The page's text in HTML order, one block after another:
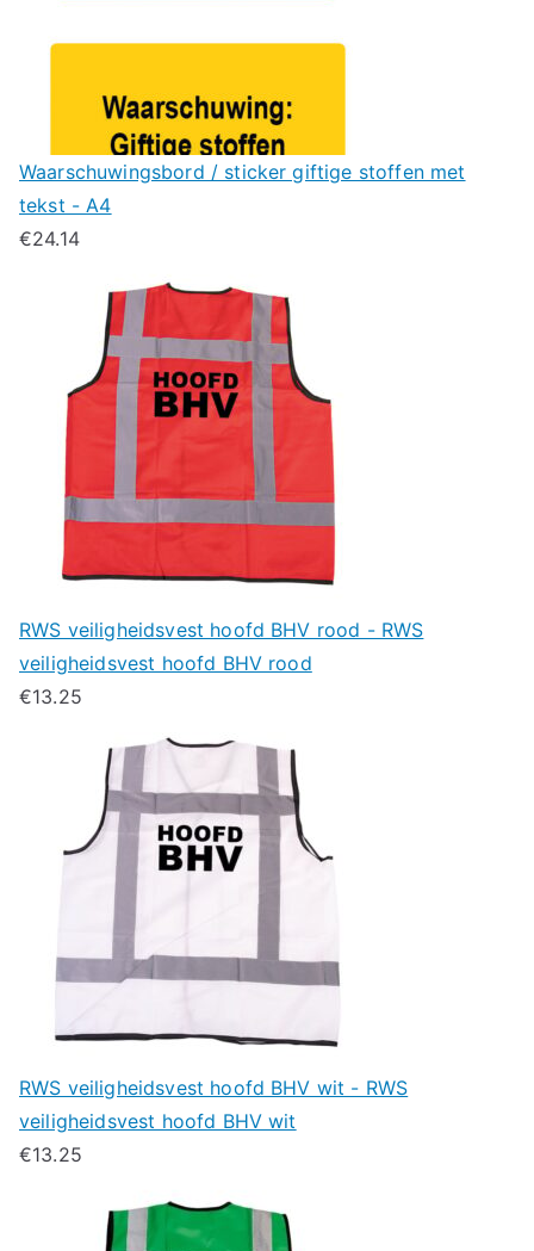
Waarschuwingsbord / sticker giftige stoffen met
tekst - A4
€24.14
RWS veiligheidsvest hoofd BHV rood - RWS
veiligheidsvest hoofd BHV rood
€13.25
RWS veiligheidsvest hoofd BHV wit - RWS
veiligheidsvest hoofd BHV wit
€13.25